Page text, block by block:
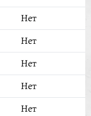
Нет
Нет
Нет
Нет
Нет